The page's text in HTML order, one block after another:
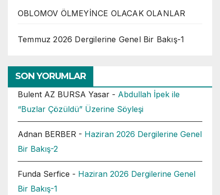
OBLOMOV ÖLMEYİNCE OLACAK OLANLAR
Temmuz 2026 Dergilerine Genel Bir Bakış-1
SON YORUMLAR
Bulent AZ BURSA Yasar - Abdullah İpek ile
“Buzlar Çözüldü” Üzerine Söyleşi
Adnan BERBER - Haziran 2026 Dergilerine Genel
Bir Bakış-2
Funda Serfice - Haziran 2026 Dergilerine Genel
Bir Bakış-1